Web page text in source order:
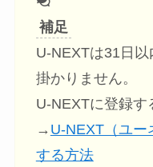
補足
U-NEXTは31日
掛かりません。
U-NEXTに登録す
→ U-NEXT（ユー
する方法